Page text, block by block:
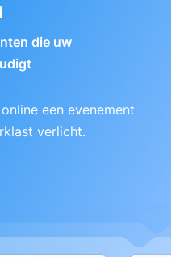
die uw
een evenement
verlicht.